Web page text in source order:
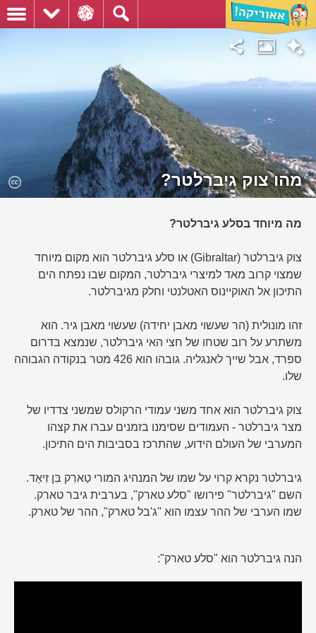
מהו צוק גיברלטר?
מה מיוחד בסלע גיברלטר?
צוק גיברלטר (Gibraltar) או סלע גיברלטר הוא מקום מיוחד
שמצוי קרוב מאד למיצרי גיברלטר, המקום שבו נפתח הים
התיכון אל האוקיינוס האטלנטי וחלק מגיברלטר.
זהו מונולית (הר שעשוי מאבן יחידה) שעשוי מאבן גיר. הוא
משתרע על רוב שטחו של חצי האי גיברלטר, שנמצא בדרום
ספרד, אבל שייך לאנגליה. גובהו הוא 426 מטר בנקודה הגבוהה
שלו.
צוק גיברלטר הוא אחד משני עמודי הרקולס שמשני צדדיו של
מצר גיברלטר - העמודים שסימנו בזמנים עברו את קצהו
המערבי של העולם הידוע, שהתרכז בסביבות הים התיכון.
גיברלטר נקרא קרוי על שמו של המנהיג המורי טַארִק בִּן זִיאַד.
השם "גיברלטר" פירושו "סלע טארק", בערבית גיבר טארק.
שמו הערבי של ההר עצמו הוא "ג'בל טארק", ההר של טארק.
הנה גיברלטר הוא "סלע טארק":